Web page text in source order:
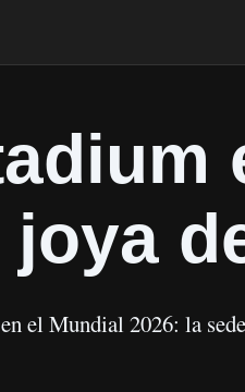
joya
el Mundial 2026: la